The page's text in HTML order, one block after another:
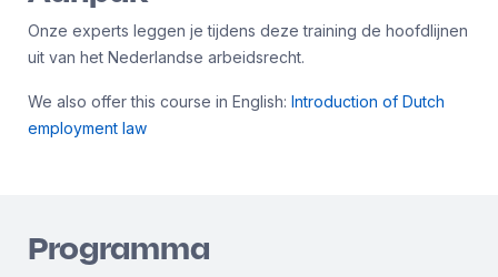
Onze experts leggen je tijdens deze training de hoofdlijnen
uit van het Nederlandse arbeidsrecht.
We also offer this course in English: Introduction of Dutch
employment law
Programma